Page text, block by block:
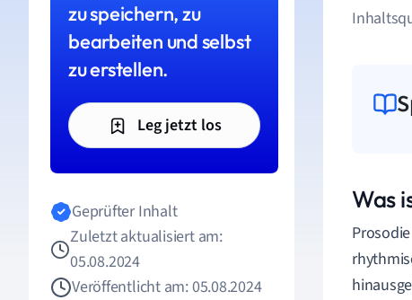
zu speichern, zu
bearbeiten und selbst
zu erstellen.
Leg jetzt los
Geprüfter Inhalt
Zuletzt aktualisiert am:
05.08.2024
Veröffentlicht am: 05.08.2024
Was